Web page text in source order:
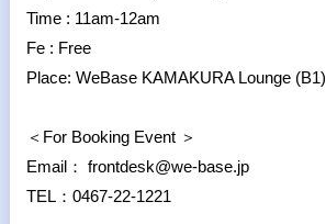
Time : 11am-12am
Fe : Free
Place: WeBase KAMAKURA Lounge (B1)
＜For Booking Event ＞
Email： frontdesk@we-base.jp
TEL：0467-22-1221